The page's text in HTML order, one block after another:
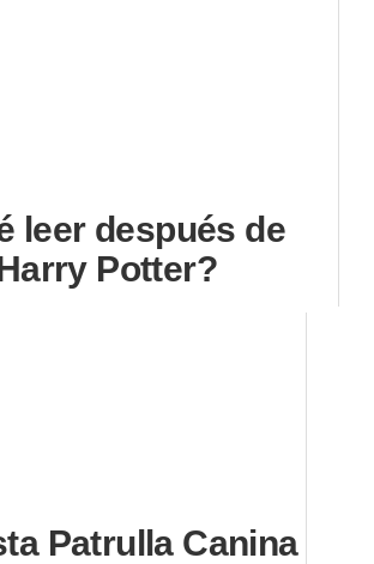
leer después de
Potter?
Patrulla Canina